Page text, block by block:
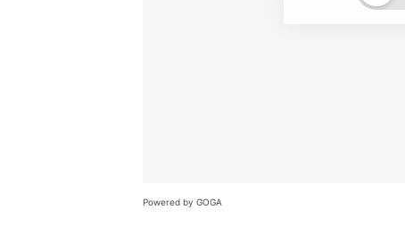
Powered by GOGA